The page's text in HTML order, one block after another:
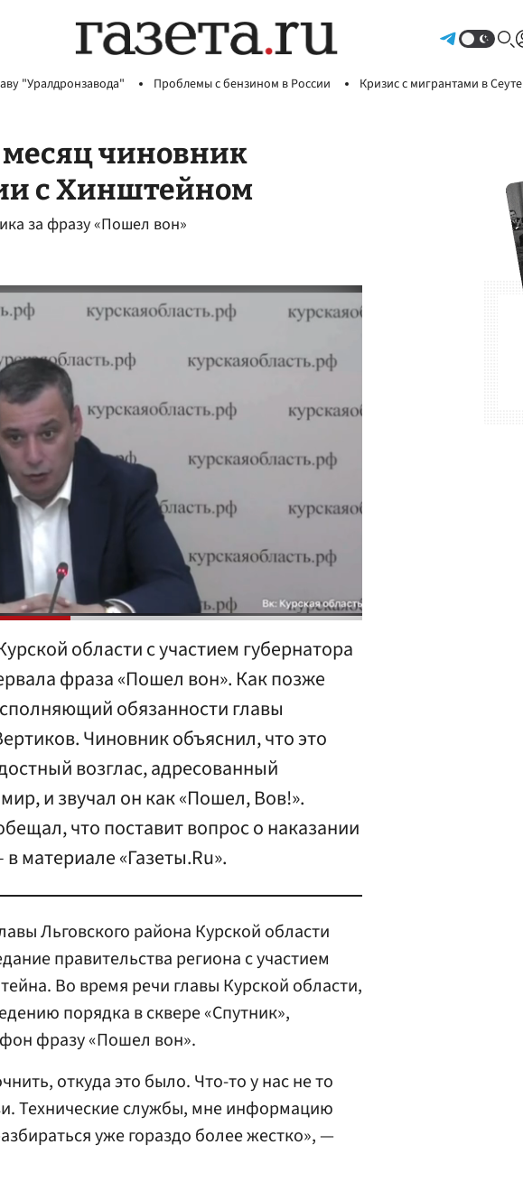
"Уралдронзавода" Проблемы с бензином в России Кризис с мигрантами в Сеуте
месяц чиновник
с Хинштейном
за фразу «Пошел вон»
области с участием губернатора
фраза «Пошел вон». Как позже
обязанности главы
Чиновник объяснил, что это
возглас, адресованный
и звучал он как «Пошел, Вов!».
что поставит вопрос о наказании
материале «Газеты.Ru».
Льговского района Курской области
правительства региона с участием
Во время речи главы Курской области,
порядка в сквере «Спутник»,
фразу «Пошел вон».
откуда это было. Что-то у нас не то
Технические службы, мне информацию
уже гораздо более жестко», —